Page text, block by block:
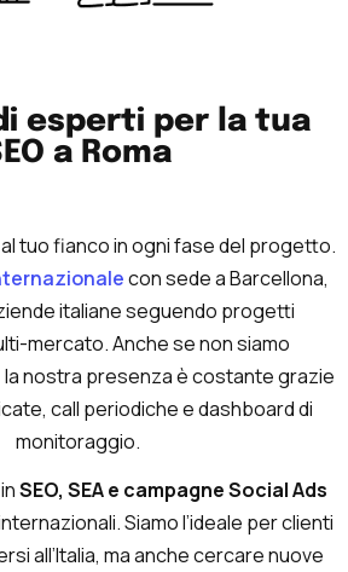
esperti per la tua
a Roma
tuo fianco in ogni fase del progetto.
con sede a Barcellona,
italiane seguendo progetti
mercato. Anche se non siamo
la nostra presenza è costante grazie
call periodiche e dashboard di
monitoraggio.
SEO, SEA e campagne Social Ads
Siamo l’ideale per clienti
all’Italia, ma anche cercare nuove